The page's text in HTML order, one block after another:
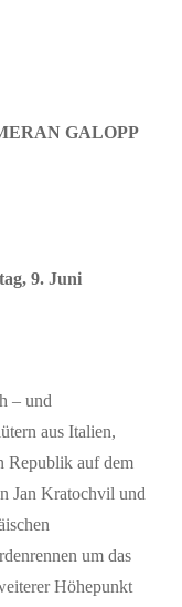
GALOPP
9. Juni
– und
aus Italien,
Republik auf dem
Jan Kratochvil und
um das
Höhepunkt